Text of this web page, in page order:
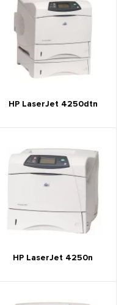
HP LaserJet 4250dtn
HP LaserJet 4250n